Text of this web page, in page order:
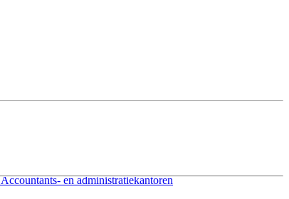
Accountants- en administratiekantoren